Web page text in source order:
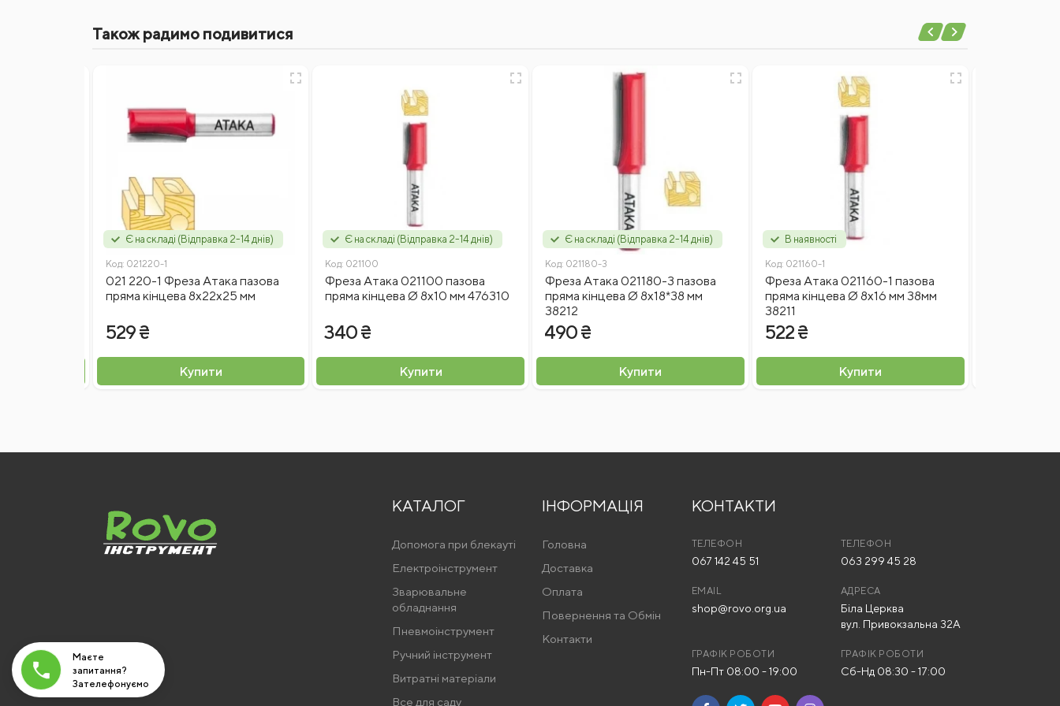
Відгуки
Я згоден на обробку персональних даних
Відправити відгук
Також радимо подивитися
Є на складі (Відправка 2-14 днів)
Код: 021220-1
021 220-1 Фреза Атака пазова
пряма кінцева 8х22х25 мм
529 ₴
Купити
Є на складі (Відправка 2-14 днів)
Код: 021100
Фреза Атака 021100 пазова
пряма кінцева Ø 8х10 мм 476310
340 ₴
Купити
Є на складі (Відправка 2-14 днів)
Код: 021180-3
Фреза Атака 021180-3 пазова
пряма кінцева Ø 8х18*38 мм
38212
490 ₴
Купити
В наявності
Код: 021160-1
Фреза Атака 021160-1 пазова
пряма кінцева Ø 8х16 мм 38мм
38211
522 ₴
Купити
КАТАЛОГ
Допомога при блекауті
Електроінструмент
Зварювальне
обладнання
Пневмоінструмент
Ручний інструмент
Витратні матеріали
Все для саду
ІНФОРМАЦІЯ
Головна
Доставка
Оплата
Повернення та Обмін
Контакти
КОНТАКТИ
ТЕЛЕФОН
067 142 45 51
ТЕЛЕФОН
063 299 45 28
EMAIL
shop@rovo.org.ua
АДРЕСА
Біла Церква
вул. Привокзальна 32А
ГРАФІК РОБОТИ
Пн-Пт 08:00 - 19:00
ГРАФІК РОБОТИ
Сб-Нд 08:30 - 17:00
Маєте
запитання?
Зателефонуємо
вам!